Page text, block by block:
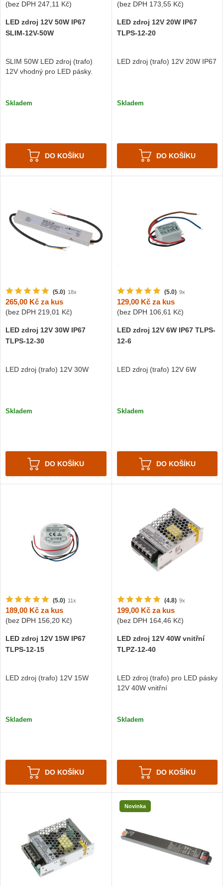
(bez DPH 247,11 Kč)
LED zdroj 12V 50W IP67
SLIM-12V-50W
SLIM 50W LED zdroj (trafo)
12V vhodný pro LED pásky.
Skladem
DO KOŠÍKU
(bez DPH 173,55 Kč)
LED zdroj 12V 20W IP67
TLPS-12-20
LED zdroj (trafo) 12V 20W IP67
Skladem
DO KOŠÍKU
(5.0) 18x
265,00 Kč za kus
(bez DPH 219,01 Kč)
LED zdroj 12V 30W IP67
TLPS-12-30
LED zdroj (trafo) 12V 30W
Skladem
DO KOŠÍKU
(5.0) 9x
129,00 Kčza kus
(bez DPH 106,61 Kč)
LED zdroj 12V 6W IP67 TLPS-
12-6
LED zdroj (trafo) 12V 6W
Skladem
DO KOŠÍKU
(5.0) 11x
189,00 Kč za kus
(bez DPH 156,20 Kč)
LED zdroj 12V 15W IP67
TLPS-12-15
LED zdroj (trafo) 12V 15W
Skladem
DO KOŠÍKU
(4.8) 9x
199,00 Kčza kus
(bez DPH 164,46 Kč)
LED zdroj 12V 40W vnitřní
TLPZ-12-40
LED zdroj (trafo) pro LED pásky
12V 40W vnitřní
Skladem
DO KOŠÍKU
Novinka